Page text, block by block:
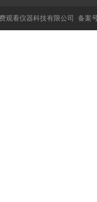
观看仪器科技有限公司 备案